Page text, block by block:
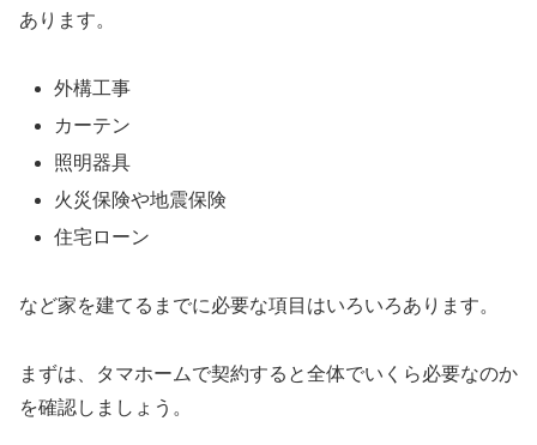
あります。
外構工事
カーテン
照明器具
火災保険や地震保険
住宅ローン
など家を建てるまでに必要な項目はいろいろあります。
まずは、タマホームで契約すると全体でいくら必要なのか
を確認しましょう。